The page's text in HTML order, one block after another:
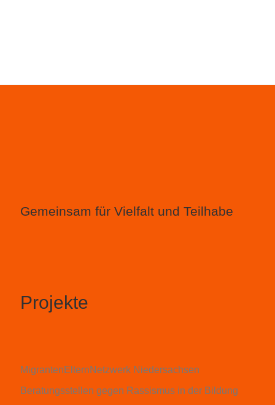
Gemeinsam für Vielfalt und Teilhabe
Projekte
MigrantenElternNetzwerk Niedersachsen
Beratungsstellen gegen Rassismus in der Bildung